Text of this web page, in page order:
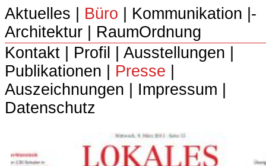
Aktuelles Büro Kommunikation |­
Architektur
RaumOrdnung
Kontakt
Profil Ausstellungen
Publikationen
Presse
Auszeichnungen
Impressum
Datenschutz